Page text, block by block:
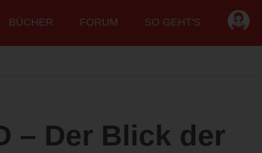
BÜCHER FORUM SO GEHT'S
– Der Blick der